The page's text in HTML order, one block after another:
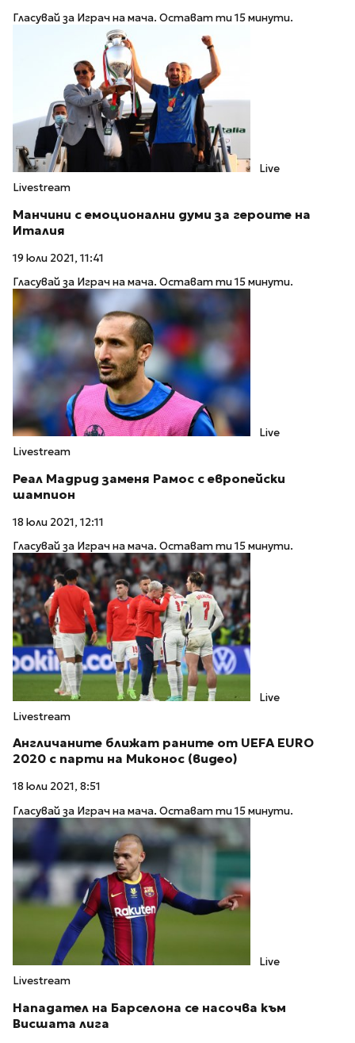
Гласувай за Играч на мача. Остават ти 15 минути.
Live
Livestream
Манчини с емоционални думи за героите на
Италия
19 юли 2021, 11:41
Гласувай за Играч на мача. Остават ти 15 минути.
Live
Livestream
Реал Мадрид заменя Рамос с европейски
шампион
18 юли 2021, 12:11
Гласувай за Играч на мача. Остават ти 15 минути.
Live
Livestream
Англичаните ближат раните от UEFA EURO
2020 с парти на Миконос (видео)
18 юли 2021, 8:51
Гласувай за Играч на мача. Остават ти 15 минути.
Live
Livestream
Нападател на Барселона се насочва към
Висшата лига